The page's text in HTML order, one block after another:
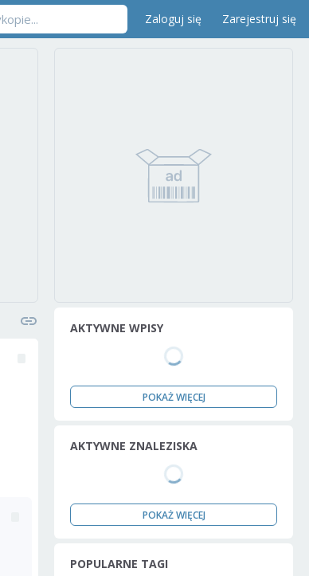
Zaloguj się Zarejestruj się
AKTYWNE WPISY
POKAŻ WIĘCEJ
AKTYWNE ZNALEZISKA
POKAŻ WIĘCEJ
POPULARNE TAGI